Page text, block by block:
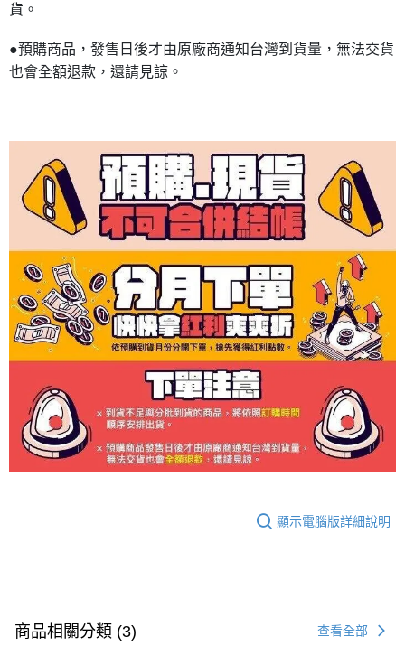
貨。
●預購商品，發售日後才由原廠商通知台灣到貨量，無法交貨
也會全額退款，還請見諒。
顯示電腦版詳細說明
商品相關分類 (3) 查看全部